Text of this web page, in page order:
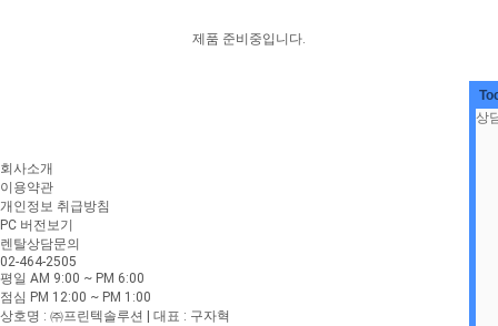
제품 준비중입니다.
회사소개
이용약관
개인정보 취급방침
PC 버전보기
렌탈상담문의
02-464-2505
평일 AM 9:00 ~ PM 6:00
점심 PM 12:00 ~ PM 1:00
상호명 : ㈜프린텍솔루션 | 대표 : 구자혁